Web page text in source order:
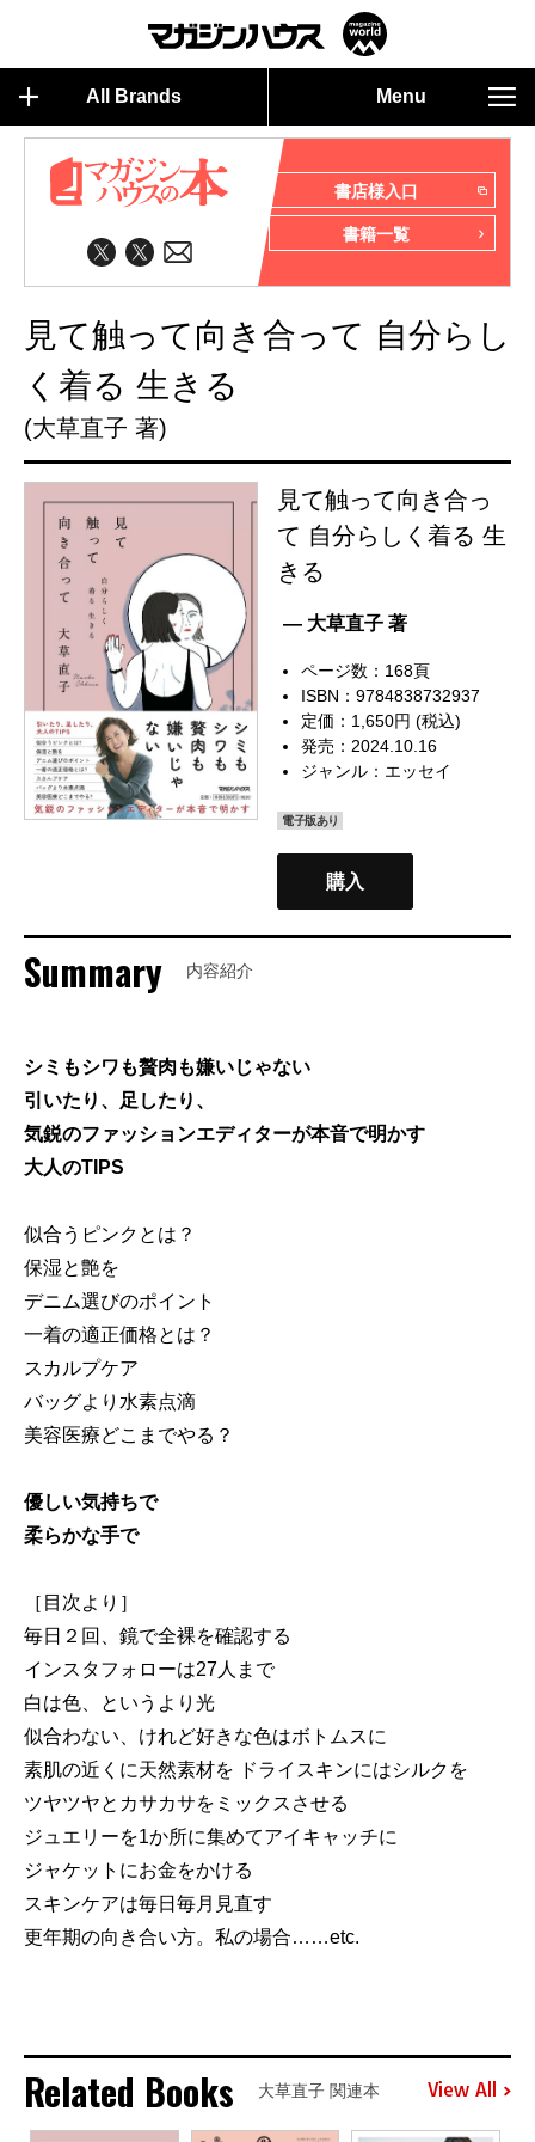
All Brands Menu
書店様入口
書籍一覧
見て触って向き合って 自分らし
く着る 生きる
(大草直子 著)
見て触って向き合っ
て 自分らしく着る 生
きる
— 大草直子 著
ページ数：168頁
ISBN：9784838732937
定価：1,650円 (税込)
発売：2024.10.16
ジャンル： エッセイ
電子版あり
購入
Summary 内容紹介
シミもシワも贅肉も嫌いじゃない
引いたり、足したり、
気鋭のファッションエディターが本音で明かす
大人のTIPS
似合うピンクとは？
保湿と艶を
デニム選びのポイント
一着の適正価格とは？
スカルプケア
バッグより水素点滴
美容医療どこまでやる？
優しい気持ちで
柔らかな手で
［目次より］
毎日２回、鏡で全裸を確認する
インスタフォローは27人まで
白は色、というより光
似合わない、けれど好きな色はボトムスに
素肌の近くに天然素材を ドライスキンにはシルクを
ツヤツヤとカサカサをミックスさせる
ジュエリーを1か所に集めてアイキャッチに
ジャケットにお金をかける
スキンケアは毎日毎月見直す
更年期の向き合い方。私の場合……etc.
Related Books 大草直子 関連本 View All